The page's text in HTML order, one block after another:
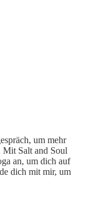
um mehr
Salt and Soul
an, um dich auf
dich mit mir, um